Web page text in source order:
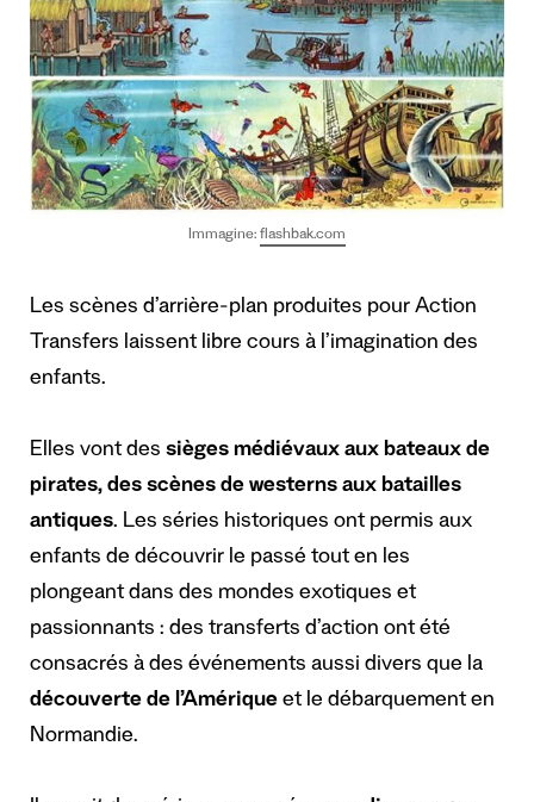
Immagine: flashbak.com
Les scènes d’arrière-plan produites pour Action
Transfers laissent libre cours à l’imagination des
enfants.
Elles vont des sièges médiévaux aux bateaux de
pirates, des scènes de westerns aux batailles
antiques. Les séries historiques ont permis aux
enfants de découvrir le passé tout en les
plongeant dans des mondes exotiques et
passionnants : des transferts d’action ont été
consacrés à des événements aussi divers que la
découverte de l’Amérique et le débarquement en
Normandie.